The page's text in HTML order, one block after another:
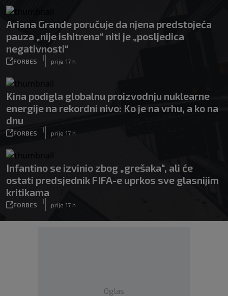
Ariana Grande poručuje da njena predstojeća
pauza „nije ishitrena“ niti je „posljedica
negativnosti“
FORBES
|
prije 17 h
Kina podigla globalnu proizvodnju nuklearne
energije na rekordni nivo: Ko je na vrhu, a ko na
dnu
FORBES
|
prije 17 h
Infantino se izvinio zbog „grešaka“, ali će
ostati predsjednik FIFA-e uprkos sve glasnijim
kritikama
FORBES
|
prije 17 h
Oglas